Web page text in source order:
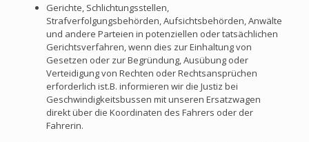
Gerichte, Schlichtungsstellen,
Strafverfolgungsbehörden, Aufsichtsbehörden, Anwälte
und andere Parteien in potenziellen oder tatsächlichen
Gerichtsverfahren, wenn dies zur Einhaltung von
Gesetzen oder zur Begründung, Ausübung oder
Verteidigung von Rechten oder Rechtsansprüchen
erforderlich ist.B. informieren wir die Justiz bei
Geschwindigkeitsbussen mit unseren Ersatzwagen
direkt über die Koordinaten des Fahrers oder der
Fahrerin.